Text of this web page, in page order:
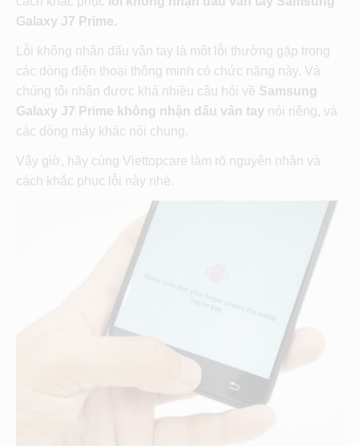
Galaxy J7 Prime.
Lỗi không nhận dấu vân tay là một lỗi thường gặp trong
các dòng điện thoại thông minh có chức năng này. Và
chúng tôi nhận được khá nhiều câu hỏi về Samsung
Galaxy J7 Prime không nhận dấu vân tay nói riêng, và
các dòng máy khác nói chung.
Vậy giờ, hãy cùng Viettopcare làm rõ nguyên nhân và
cách khắc phục lỗi này nhé.